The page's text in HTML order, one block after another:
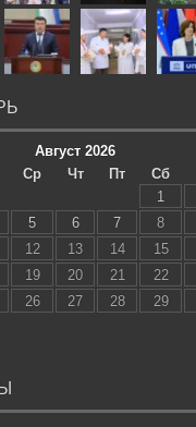
Август 2026
Ср Чт Пт Сб
1
5 6 7 8
12 13 14 15
19 20 21 22
26 27 28 29